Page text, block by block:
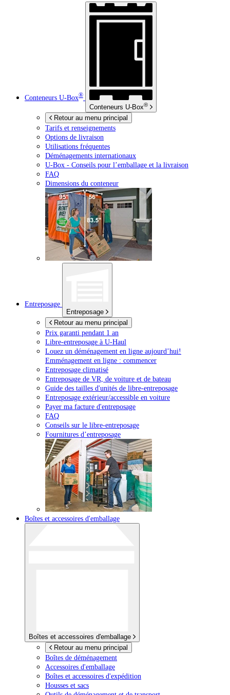
Conteneurs U-Box®
Conteneurs U-Box®
Retour au menu principal
Tarifs et renseignements
Options de livraison
Utilisations fréquentes
Déménagements internationaux
U-Box - Conseils pour l’emballage et la livraison
FAQ
Dimensions du conteneur
Entreposage
Entreposage
Retour au menu principal
Prix garanti pendant 1 an
Libre-entreposage à U-Haul
Louez un déménagement en ligne aujourd’hui!
Emménagement en ligne : commencer
Entreposage climatisé
Entreposage de VR, de voiture et de bateau
Guide des tailles d'unités de libre-entreposage
Entreposage extérieur/accessible en voiture
Payer ma facture d'entreposage
FAQ
Conseils sur le libre-entreposage
Fournitures d’entreposage
Boîtes et accessoires d'emballage
Boîtes et accessoires d'emballage
Retour au menu principal
Boîtes de déménagement
Accessoires d'emballage
Boîtes et accessoires d'expédition
Housses et sacs